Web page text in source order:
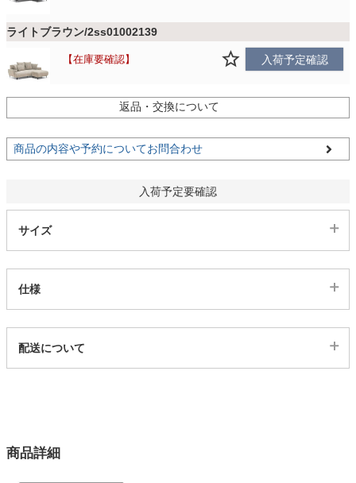
キッチン用品
家電・照明器具
インテリア雑貨
ガーデン
ライトブラウン/2ss01002139
在庫要確認 入荷予定確認
返品・交換について
商品の内容や予約についてお問合わせ
入荷予定要確認
サイズ
仕様
2ss01002137
3色
配送について
商品詳細